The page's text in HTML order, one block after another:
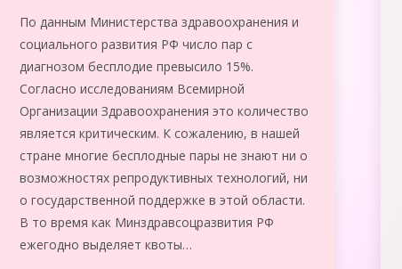
По данным Министерства здравоохранения и
социального развития РФ число пар с
диагнозом бесплодие превысило 15%.
Согласно исследованиям Всемирной
Организации Здравоохранения это количество
является критическим. К сожалению, в нашей
стране многие бесплодные пары не знают ни о
возможностях репродуктивных технологий, ни
о государственной поддержке в этой области.
В то время как Минздравсоцразвития РФ
ежегодно выделяет квоты…